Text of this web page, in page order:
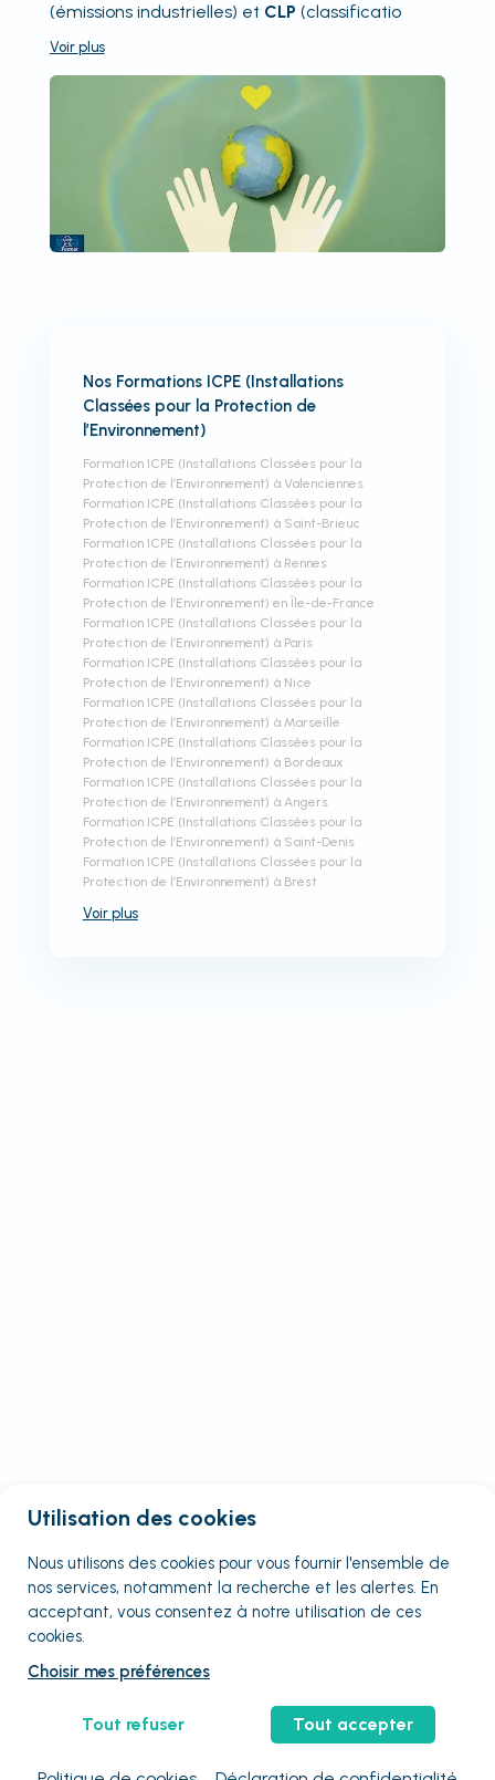
(émissions industrielles) et CLP (classificatio
Voir plus
Nos Formations ICPE (Installations
Classées pour la Protection de
l’Environnement)
Formation ICPE (Installations Classées pour la
Protection de l’Environnement) à Valenciennes
Formation ICPE (Installations Classées pour la
Protection de l’Environnement) à Saint-Brieuc
Formation ICPE (Installations Classées pour la
Protection de l’Environnement) à Rennes
Formation ICPE (Installations Classées pour la
Protection de l’Environnement) en Île-de-France
Formation ICPE (Installations Classées pour la
Protection de l’Environnement) à Paris
Formation ICPE (Installations Classées pour la
Protection de l’Environnement) à Nice
Formation ICPE (Installations Classées pour la
Protection de l’Environnement) à Marseille
Formation ICPE (Installations Classées pour la
Protection de l’Environnement) à Bordeaux
Formation ICPE (Installations Classées pour la
Protection de l’Environnement) à Angers
Formation ICPE (Installations Classées pour la
Protection de l’Environnement) à Saint-Denis
Formation ICPE (Installations Classées pour la
Protection de l’Environnement) à Brest
Voir plus
Utilisation des cookies
Nous utilisons des cookies pour vous fournir l'ensemble de
nos services, notamment la recherche et les alertes. En
acceptant, vous consentez à notre utilisation de ces
cookies.
Choisir mes préférences
Tout refuser Tout accepter